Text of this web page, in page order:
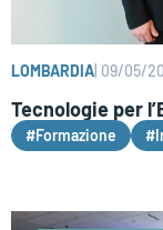
LOMBARDIA 09/05/
Tecnologie per
#Formazione